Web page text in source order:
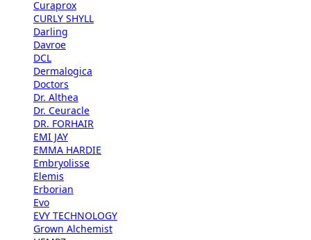
Curaprox
CURLY SHYLL
Darling
Davroe
DCL
Dermalogica
Doctors
Dr. Althea
Dr. Ceuracle
DR. FORHAIR
EMI JAY
EMMA HARDIE
Embryolisse
Elemis
Erborian
Evo
EVY TECHNOLOGY
Grown Alchemist